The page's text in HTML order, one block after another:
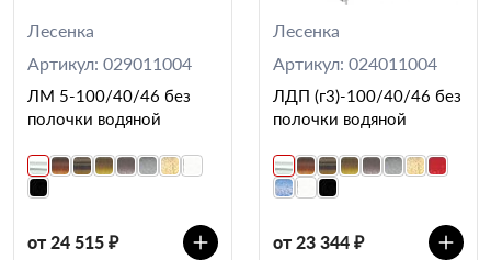
Лесенка
Артикул: 029011004
ЛМ 5-100/40/46 без
полочки водяной
от 24 515 ₽
Лесенка
Артикул: 024011004
ЛДП (г3)-100/40/46 без
полочки водяной
от 23 344 ₽